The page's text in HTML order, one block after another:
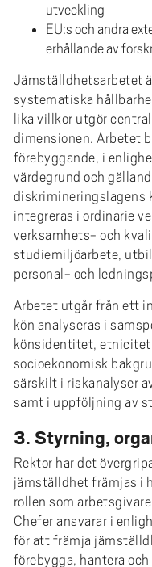
utveckling
EU:s och andra
erhållande av
Jämställdhetsarbetet
systematiska
lika villkor utgör
dimensionen. Arbetet
förebyggande, i
värdegrund och
diskrimineringslagens
integreras i ordinarie
verksamhets- och
studiemiljöarbete,
personal- och
Arbetet utgår från ett
kön analyseras i
könsidentitet,
socioekonomisk
särskilt i riskanalyser
samt i uppföljning av
3. Styrning,
Rektor har det
jämställdhet främjas i
rollen som
Chefer ansvarar i
för att främja
förebygga, hantera